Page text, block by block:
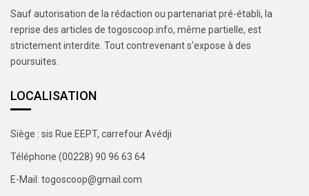
Sauf autorisation de la rédaction ou partenariat pré-établi, la
reprise des articles de togoscoop.info, même partielle, est
strictement interdite. Tout contrevenant s’expose à des
poursuites.
LOCALISATION
Siège : sis Rue EEPT, carrefour Avédji
Téléphone (00228) 90 96 63 64
E-Mail: togoscoop@gmail.com